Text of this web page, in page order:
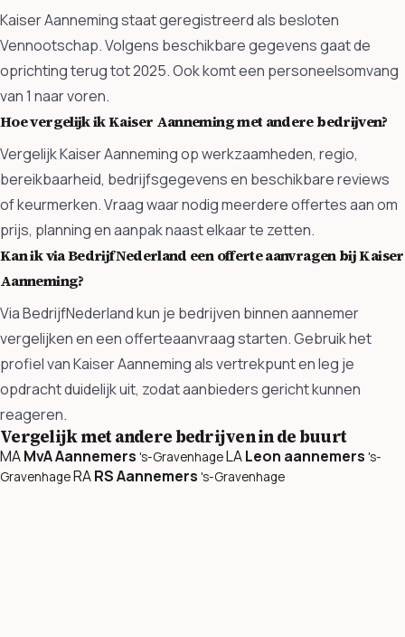
Kaiser Aanneming staat geregistreerd als besloten
Vennootschap. Volgens beschikbare gegevens gaat de
oprichting terug tot 2025. Ook komt een personeelsomvang
van 1 naar voren.
Hoe vergelijk ik Kaiser Aanneming met andere bedrijven?
Vergelijk Kaiser Aanneming op werkzaamheden, regio,
bereikbaarheid, bedrijfsgegevens en beschikbare reviews
of keurmerken. Vraag waar nodig meerdere offertes aan om
prijs, planning en aanpak naast elkaar te zetten.
Kan ik via BedrijfNederland een offerte aanvragen bij Kaiser
Aanneming?
Via BedrijfNederland kun je bedrijven binnen aannemer
vergelijken en een offerteaanvraag starten. Gebruik het
profiel van Kaiser Aanneming als vertrekpunt en leg je
opdracht duidelijk uit, zodat aanbieders gericht kunnen
reageren.
Vergelijk met andere bedrijven in de buurt
MAMvA Aannemers 's-GravenhageLALeon aannemers 's-
GravenhageRARS Aannemers 's-Gravenhage